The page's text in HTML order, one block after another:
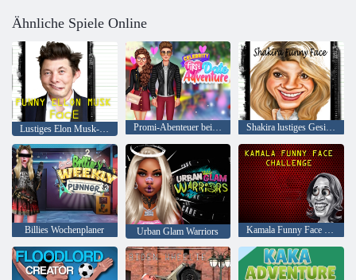
Ähnliche Spiele Online
Lustiges Elon Musk-Gesicht Promi-Abenteuer beim ersten Date Shakira lustiges Gesicht
Billies Wochenplaner Urban Glam Warriors Kamala Funny Face Challenge